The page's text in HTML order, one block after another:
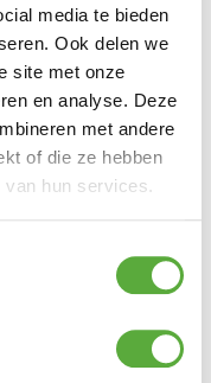
media te bieden
Ook delen we
site met onze
en analyse. Deze
met andere
of die ze hebben
hun services.
,Zweefparasols